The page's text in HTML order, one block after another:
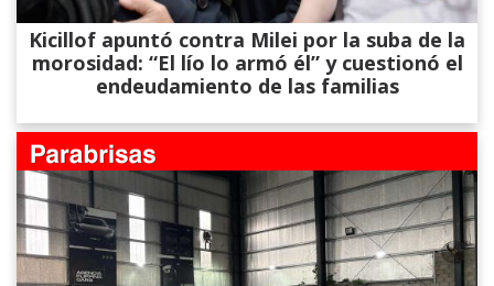
Kicillof apuntó contra Milei por la suba de la
morosidad: “El lío lo armó él” y cuestionó el
endeudamiento de las familias